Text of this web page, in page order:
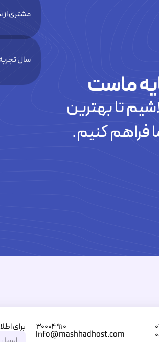
ماست
تا بهترین
فراهم کنیم.
مشتری از
سال
۳۰۰۰۴۹۱۰
info@mashhadhost.com
برای